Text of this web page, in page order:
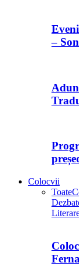
–
Colocvii
Toate